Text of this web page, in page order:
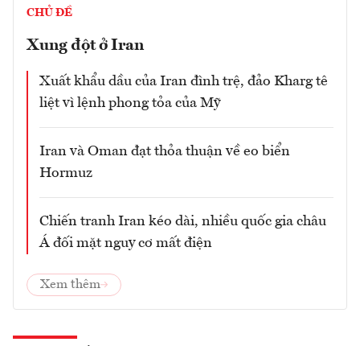
CHỦ ĐỀ
Xung đột ở Iran
Xuất khẩu dầu của Iran đình trệ, đảo Kharg tê
liệt vì lệnh phong tỏa của Mỹ
Iran và Oman đạt thỏa thuận về eo biển
Hormuz
Chiến tranh Iran kéo dài, nhiều quốc gia châu
Á đối mặt nguy cơ mất điện
Xem thêm